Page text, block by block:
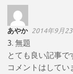
あやか 2014年9月
3. 無題
とても良い記事で
コメントはしてい